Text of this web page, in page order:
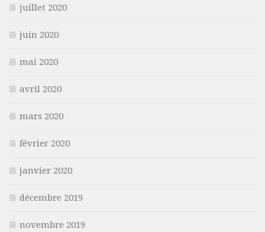
juillet 2020
juin 2020
mai 2020
avril 2020
mars 2020
février 2020
janvier 2020
décembre 2019
novembre 2019